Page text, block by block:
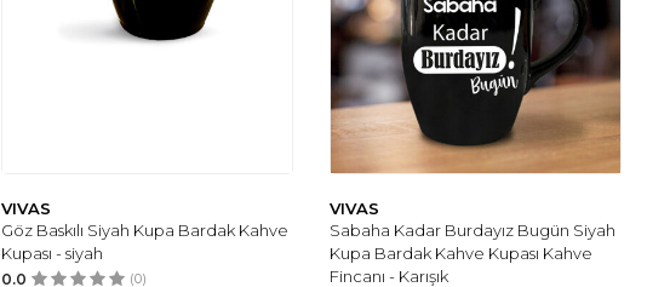
VIVAS
Göz Baskılı Siyah Kupa Bardak Kahve
Kupası - siyah
0.0 (0)
VIVAS
Sabaha Kadar Burdayız Bugün Siyah
Kupa Bardak Kahve Kupası Kahve
Fincanı - Karışık